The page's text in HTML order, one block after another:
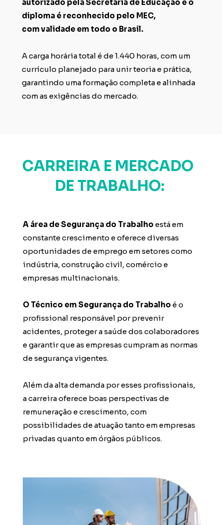
autorizado pela Secretaria de Educação e o
diploma é reconhecido pelo MEC,
com validade em todo o Brasil.
A carga horária total é de 1.440 horas, com um
currículo planejado para unir teoria e prática,
garantindo uma formação completa e alinhada
com as exigências do mercado.
CARREIRA E MERCADO
DE TRABALHO:
A área de Segurança do Trabalho está em
constante crescimento e oferece diversas
oportunidades de emprego em setores como
indústria, construção civil, comércio e
empresas multinacionais.
O Técnico em Segurança do Trabalho é o
profissional responsável por prevenir
acidentes, proteger a saúde dos colaboradores
e garantir que as empresas cumpram as normas
de segurança vigentes.
Além da alta demanda por esses profissionais,
a carreira oferece boas perspectivas de
remuneração e crescimento, com
possibilidades de atuação tanto em empresas
privadas quanto em órgãos públicos.